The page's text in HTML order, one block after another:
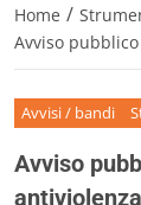
Home /
Avviso
Avvisi / bandi
Avviso